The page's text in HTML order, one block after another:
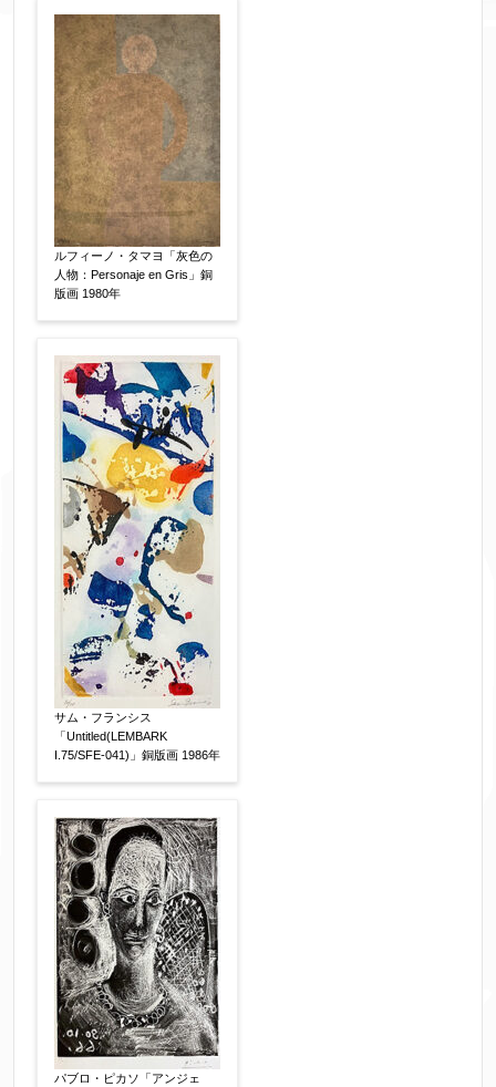
ルフィーノ・タマヨ「灰色の
人物：Personaje en Gris」銅
版画 1980年
サム・フランシス
「Untitled(LEMBARK
I.75/SFE-041)」銅版画 1986年
パブロ・ピカソ「アンジェ